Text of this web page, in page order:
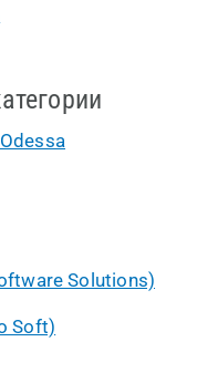
Solutions)
Soft)